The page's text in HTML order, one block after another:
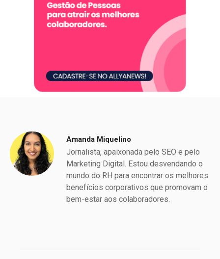
Amanda Miquelino
Jornalista, apaixonada pelo SEO e pelo
Marketing Digital. Estou desvendando o
mundo do RH para encontrar os melhores
benefícios corporativos que promovam o
bem-estar aos colaboradores.